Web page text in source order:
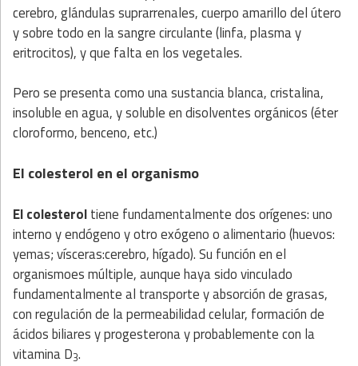
cerebro, glándulas suprarrenales, cuerpo amarillo del útero
y sobre todo en la sangre circulante (linfa, plasma y
eritrocitos), y que falta en los vegetales.
Pero se presenta como una sustancia blanca, cristalina,
insoluble en agua, y soluble en disolventes orgánicos (éter
cloroformo, benceno, etc.)
El colesterol en el organismo
El colesteroltiene fundamentalmente dos orígenes: uno
interno y endógeno y otro exógeno o alimentario (huevos:
yemas; vísceras:cerebro, hígado). Su función en el
organismoes múltiple, aunque haya sido vinculado
fundamentalmente al transporte y absorción de grasas,
con regulación de la permeabilidad celular, formación de
ácidos biliares y progesterona y probablemente con la
vitamina D3.